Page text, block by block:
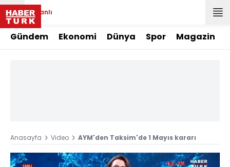
Canlı
Gündem Ekonomi Dünya Spor Magazin
Anasayfa Video AYM'den Taksim'de 1 Mayıs kararı